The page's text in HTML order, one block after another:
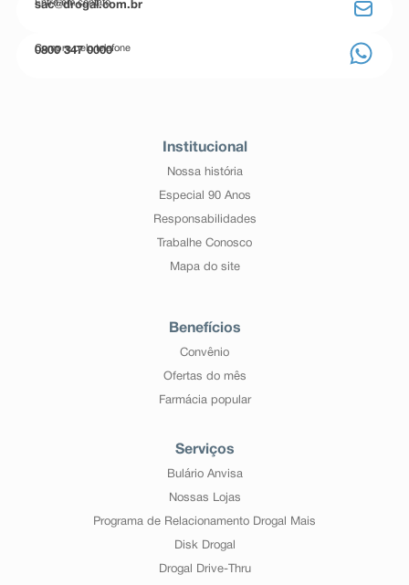
Entre em contato
sac@drogal.com.br
Compre pelo telefone
0800 347 0000
Institucional
Nossa história
Especial 90 Anos
Responsabilidades
Trabalhe Conosco
Mapa do site
Benefícios
Convênio
Ofertas do mês
Farmácia popular
Serviços
Bulário Anvisa
Nossas Lojas
Programa de Relacionamento Drogal Mais
Disk Drogal
Drogal Drive-Thru